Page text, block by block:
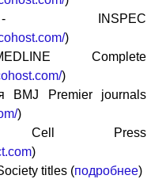
INSPEC
)
Complete
)
BMJ Premier journals
)
Press
)
titles (подробнее)